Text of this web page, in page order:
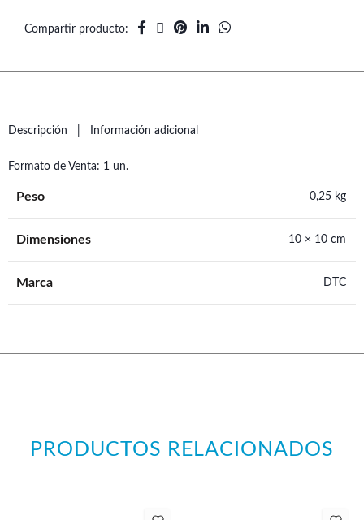
Compartir producto
Descripción Información adicional
Formato de Venta: 1 un.
Peso 0,25 kg
Dimensiones 10 × 10 cm
Marca DTC
PRODUCTOS RELACIONADOS